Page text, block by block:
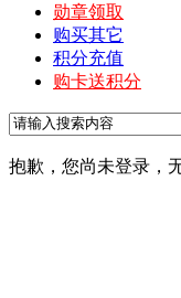
勋章领取
购买其它
积分充值
购卡送积分
抱歉，您尚未登录，